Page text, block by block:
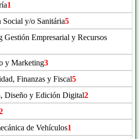
1
Social y/o Sanitária5
Gestión Empresarial y Recursos
y Marketing3
Finanzas y Fiscal5
Diseño y Edición Digital2
de Vehículos1